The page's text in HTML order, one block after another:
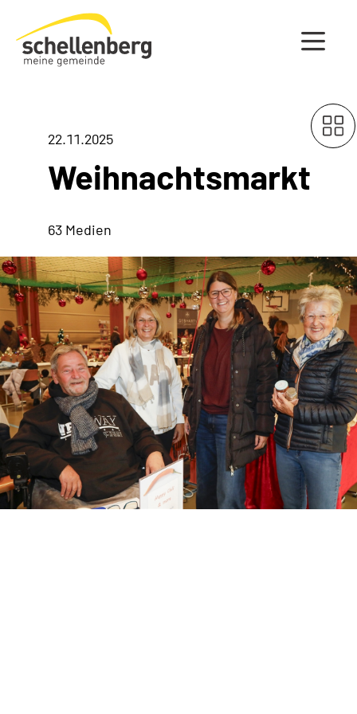
Gemeinde Schellenberg Startseite
22.11.2025
Weihnachtsmarkt
63 Medien